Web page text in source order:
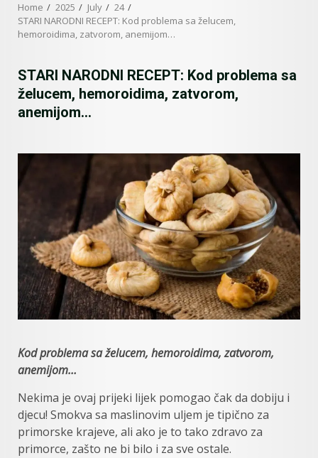
Home 2025 July
24
STARI NARODNI RECEPT: Kod problema sa želucem,
hemoroidima, zatvorom, anemijom…
STARI NARODNI RECEPT: Kod problema sa
želucem, hemoroidima, zatvorom,
anemijom…
Kod problema sa želucem, hemoroidima, zatvorom,
anemijom…
Nekima je ovaj prijeki lijek pomogao čak da dobiju i
djecu! Smokva sa maslinovim uljem je tipično za
primorske krajeve, ali ako je to tako zdravo za
primorce, zašto ne bi bilo i za sve ostale.